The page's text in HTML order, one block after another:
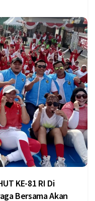
KE-81 RI Di
Bersama Akan